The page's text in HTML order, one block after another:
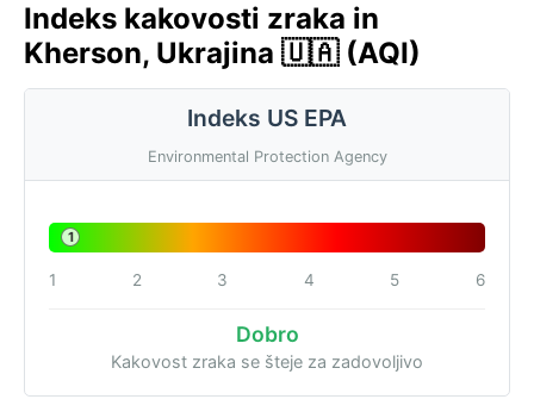
Indeks kakovosti zraka in
Kherson, Ukrajina 🇺🇦 (AQI)
Indeks US EPA
Environmental Protection Agency
1
1 2 3 4 5 6
Dobro
Kakovost zraka se šteje za zadovoljivo